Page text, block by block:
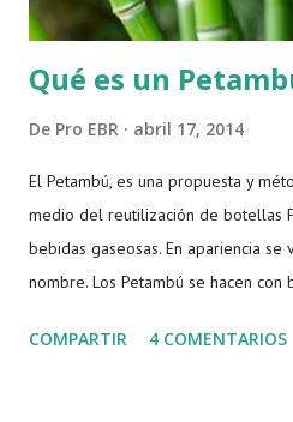
Qué es un
De Pro EBR abril 17, 2014
El Petambú, es una propuesta y
medio del reutilización de botellas
bebidas gaseosas. En apariencia
nombre. Los Petambú se hacen con
en sí mismas, que se utilizan para
COMPARTIR 4 COMENTARIOS